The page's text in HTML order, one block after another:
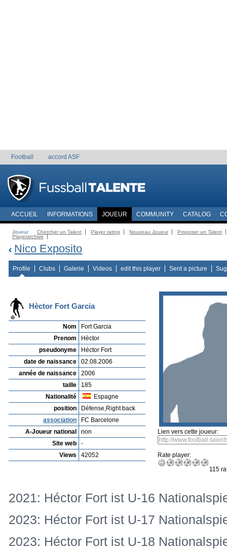
Football accord ASF
ACCUEIL INFORMATIONS JOUEUR COMMUNITY CATALOG
Joueur Chercher un Talent Player rating Nouveau Joueur
Proposer un Talent
Playerarchive
Nico Exposito
Profile Clubs Galerie Videos edit this player Sent a picture
Hèctor Fort Garcia
Nom
Fort Garcia
Prenom
Hèctor
pseudonyme
Héctor Fort
date de naissance
02.08.2006
année de naissance
2006
taille
185
Nationalité
Espagne
position
Défense,Right back
association
FC Barcelone
A-Joueur national
non
Site web
-
Views
42052
Lien vers cette joueur:
Rate player:
115
2021: Héctor Fort ist U-16
2023: Héctor Fort ist U-17
2023: Héctor Fort ist U-18